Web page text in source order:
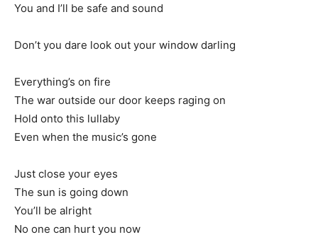
You and I’ll be safe and sound
Don’t you dare look out your window darling
Everything’s on fire
The war outside our door keeps raging on
Hold onto this lullaby
Even when the music’s gone
Just close your eyes
The sun is going down
You’ll be alright
No one can hurt you now